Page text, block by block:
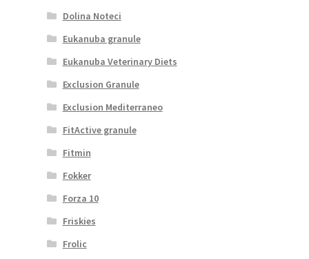
Dolina Noteci
Eukanuba granule
Eukanuba Veterinary Diets
Exclusion Granule
Exclusion Mediterraneo
FitActive granule
Fitmin
Fokker
Forza 10
Friskies
Frolic